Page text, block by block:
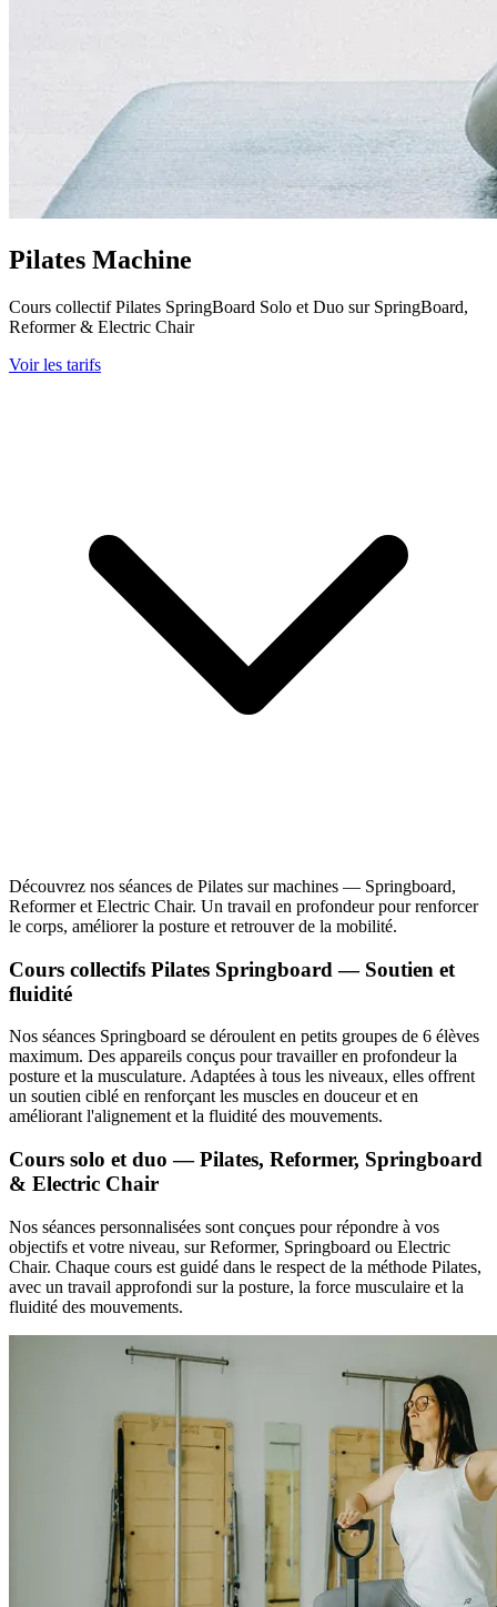
Pilates Machine
Cours collectif Pilates SpringBoard Solo et Duo sur SpringBoard,
Reformer & Electric Chair
Voir les tarifs
Découvrez nos séances de Pilates sur machines — Springboard,
Reformer et Electric Chair. Un travail en profondeur pour renforcer
le corps, améliorer la posture et retrouver de la mobilité.
Cours collectifs Pilates Springboard — Soutien et
fluidité
Nos séances Springboard se déroulent en petits groupes de 6 élèves
maximum. Des appareils conçus pour travailler en profondeur la
posture et la musculature. Adaptées à tous les niveaux, elles offrent
un soutien ciblé en renforçant les muscles en douceur et en
améliorant l'alignement et la fluidité des mouvements.
Cours solo et duo — Pilates, Reformer, Springboard
& Electric Chair
Nos séances personnalisées sont conçues pour répondre à vos
objectifs et votre niveau, sur Reformer, Springboard ou Electric
Chair. Chaque cours est guidé dans le respect de la méthode Pilates,
avec un travail approfondi sur la posture, la force musculaire et la
fluidité des mouvements.